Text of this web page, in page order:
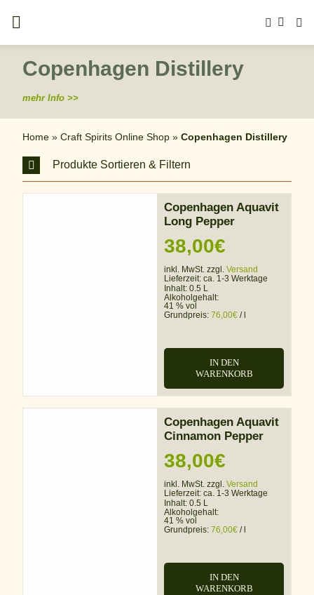
Inhalt
springen
Copenhagen Distillery
mehr Info >>
Home» Craft Spirits Online Shop» Copenhagen Distillery
Produkte Sortieren & Filtern
Copenhagen Aquavit
Long Pepper
38,00€
inkl. MwSt. zzgl. Versand
Lieferzeit: ca. 1-3 Werktage
Inhalt: 0.5 L
Alkoholgehalt:
41 % vol
Grundpreis: 76,00€ /
IN DEN
WARENKORB
Copenhagen Aquavit
Cinnamon Pepper
38,00€
inkl. MwSt. zzgl. Versand
Lieferzeit: ca. 1-3 Werktage
Inhalt: 0.5 L
Alkoholgehalt:
41 % vol
Grundpreis: 76,00€ /
IN DEN
WARENKORB